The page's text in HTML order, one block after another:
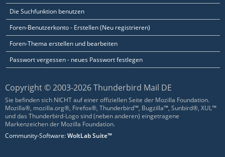
Die Suchfunktion benutzen
Foren-Benutzerkonto - Erstellen (Neu registrieren)
Foren-Thema erstellen und bearbeiten
Passwort vergessen - neues Passwort festlegen
Copyright © 2003-2026 Thunderbird Mail DE
Sie befinden sich NICHT auf einer offiziellen Seite der Mozilla Foundation.
Mozilla®, mozilla.org®, Firefox®, Thunderbird™, Bugzilla™, Sunbird®, XUL™
und das Thunderbird-Logo sind (neben anderen) eingetragene
Markenzeichen der Mozilla Foundation.
Community-Software:WoltLab Suite™